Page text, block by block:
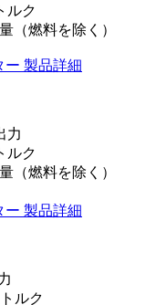
ルク
（燃料を除く）
ー 製品詳細
力
ルク
（燃料を除く）
ー 製品詳細
ルク